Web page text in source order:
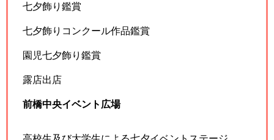
七夕飾り鑑賞
七夕飾りコンクール作品鑑賞
園児七夕飾り鑑賞
露店出店
前橋中央イベント広場